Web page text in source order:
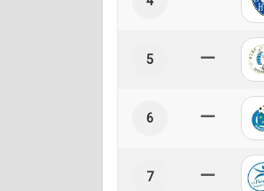
5
6
7